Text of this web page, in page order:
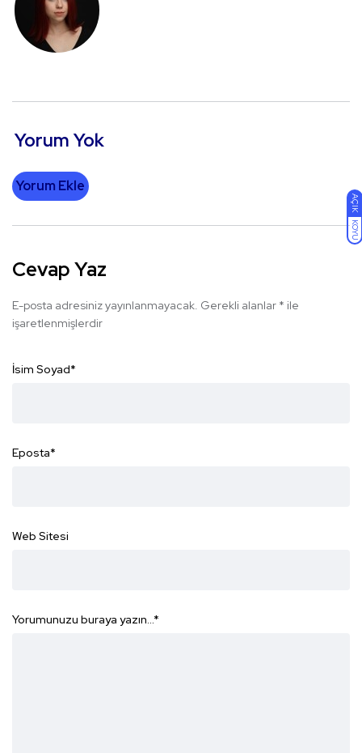
AÇIK
KOYU
Yorum Yok
Yorum Ekle
Cevap Yaz
E-posta adresiniz yayınlanmayacak. Gerekli alanlar * ile
işaretlenmişlerdir
İsim Soyad*
Eposta*
Web Sitesi
Yorumunuzu buraya yazın...*